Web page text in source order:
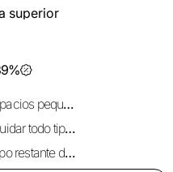
superior
pequeños.
tipo de prendas.
de ciclo.